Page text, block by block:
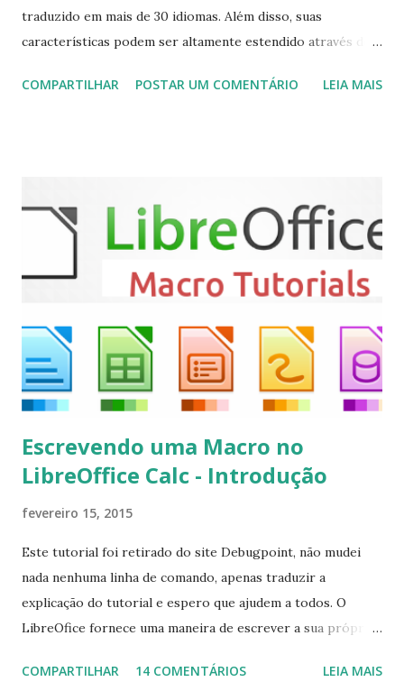
traduzido em mais de 30 idiomas. Além disso, suas
características podem ser altamente estendido através de
(personal video recorder). A versão final do Kodi 19.5
sudo apt-get install kodi Use o comando a seguir para
instalar codecs de áudio e outros complementos,
executando: $ sudo apt-get install --install-suggests
kodi Para remover, execute: $ sudo apt-get remove
COMPARTILHAR POSTAR UM COMENTÁRIO LEIA MAIS
Escrevendo uma Macro no
LibreOffice Calc - Introdução
fevereiro 15, 2015
Este tutorial foi retirado do site Debugpoint, não mudei
nada nenhuma linha de comando, apenas traduzir a
explicação do tutorial e espero que ajudem a todos. O
LibreOfice fornece uma maneira de escrever a sua própria
aplicativo de escritório. Você pode usar Python ou Basic
COMPARTILHAR 14 COMENTÁRIOS LEIA MAIS